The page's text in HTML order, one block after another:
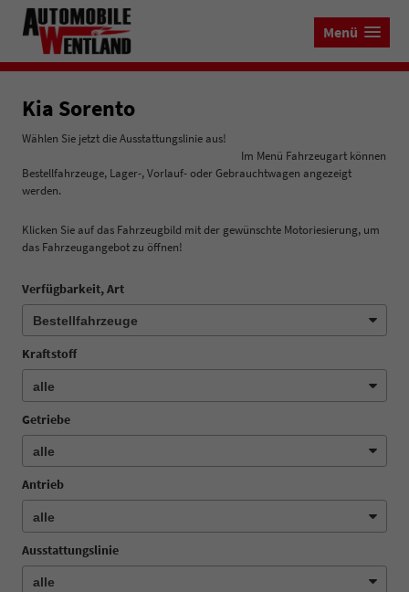
Menü
Kia Sorento
Wählen Sie jetzt die Ausstattungslinie aus!
Im Menü Fahrzeugart können
Bestellfahrzeuge, Lager-, Vorlauf- oder Gebrauchtwagen angezeigt
werden.
Klicken Sie auf das Fahrzeugbild mit der gewünschte Motoriesierung, um
das Fahrzeugangebot zu öffnen!
Verfügbarkeit, Art
Kraftstoff
Getriebe
Antrieb
Ausstattungslinie